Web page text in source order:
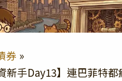
券
新手Day13】連巴菲特